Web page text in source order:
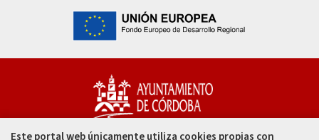
Este portal web únicamente utiliza cookies propias con